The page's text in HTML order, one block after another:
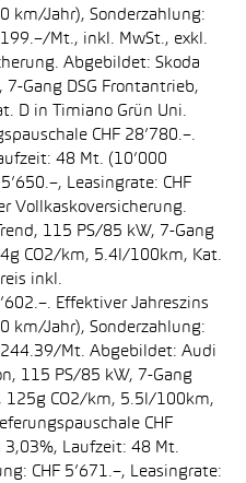
km/Jahr), Sonderzahlung:
199.–/Mt., inkl. MwSt., exkl.
Abgebildet: Skoda
Gang DSG Frontantrieb,
D in Timiano Grün Uni.
CHF 28’780.–.
48 Mt. (10’000
Leasingrate: CHF
Vollkaskoversicherung.
115 PS/85 kW, 7-Gang
CO2/km, 5.4l/100km, Kat.
inkl.
Effektiver Jahreszins
km/Jahr), Sonderzahlung:
244.39/Mt. Abgebildet: Audi
115 PS/85 kW, 7-Gang
125g CO2/km, 5.5l/100km,
CHF
3,03%, Laufzeit: 48 Mt.
CHF 5’671.–, Leasingrate: